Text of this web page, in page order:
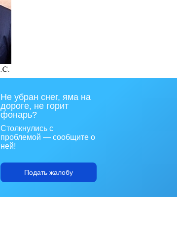
Не убран снег, яма на
дороге, не горит
фонарь?
Столкнулись с
проблемой — сообщите о
ней!
Подать жалобу